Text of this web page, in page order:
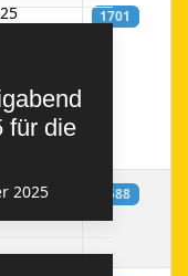
für die
2025
1701
1588